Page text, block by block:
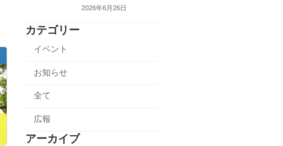
2026年6月26日
カテゴリー
イベント
お知らせ
全て
広報
アーカイブ